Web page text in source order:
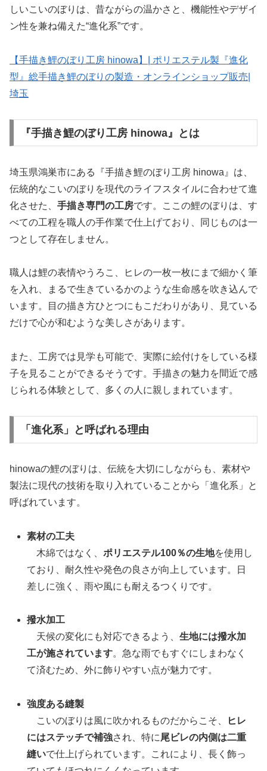
しいこいのぼりは、昔ながらの温かさと、機能性やデザイ
ン性を兼ね備えた“進化系”です。
【手描き鯉のぼり工房 hinowa】| ポリエステル製『進化
型』総手描き鯉のぼりの製造・オンラインショップ販売|
埼玉
『手描き鯉のぼり工房 hinowa』とは
埼玉県鴻巣市にある『手描き鯉のぼり工房 hinowa』は、
伝統的なこいのぼりを現代のライフスタイルに合わせて進
化させた、 手描き専門の工房です。ここの鯉のぼりは、す
べての工程を職人の手作業で仕上げており、同じものは一
つとして存在しません。
職人は鯉の表情やうろこ、ヒレの一枚一枚にまで細かく筆
を入れ、まるで生きているかのような生命感を吹き込んで
います。目の描き方ひとつにもこだわりがあり、見ている
だけで心が和むような美しさがあります。
また、工房では見学も可能で、実際に絵付けをしている様
子を見ることができるそうです。手描きの魅力を間近で感
じられる体験として、多くの人に親しまれています。
「進化系」と呼ばれる理由
hinowaの鯉のぼりは、伝統を大切にしながらも、素材や
製法に現代の技術を取り入れていることから「進化系」と
呼ばれています。
素材の工夫
木綿ではなく、ポリエステル100％の生地を使用し
ており、耐久性や発色の良さが向上しています。日
差しに強く、雨や風にも耐えるつくりです。
撥水加工
天候の変化にも対応できるよう、生地には撥水加
工が施されています。急な雨でもすぐにしまわなく
て済むため、外に飾りやすい点が魅力です。
強度ある縫製
こいのぼりは風に吹かれるものだからこそ、
ヒレ
にはステッチで補強され、特に 尾ビレの内側は二重
縫いで仕上げられています。これにより、長く飾っ